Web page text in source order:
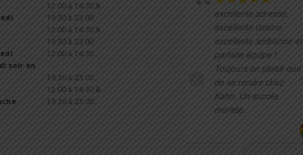
12:00 à 14:30 &
19:30 à 23:00
12:00 à 14:30 &
19:30 à 23:00
12:00 à 14:30
soir en
19:30 à 23:00
12:00 à 14:30 &
19:30 à 23:00
excellente adresse,
excellente cuisine,
excellente ambiance et
parfaite équipe !
Toujours un plaisir que
de se rendre chez
Kahn. Un succès
méritée.